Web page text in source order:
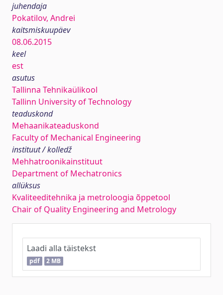
juhendaja
Pokatilov, Andrei
kaitsmiskuupäev
08.06.2015
keel
est
asutus
Tallinna Tehnikaülikool
Tallinn University of Technology
teaduskond
Mehaanikateaduskond
Faculty of Mechanical Engineering
instituut / kolledž
Mehhatroonikainstituut
Department of Mechatronics
allüksus
Kvaliteeditehnika ja metroloogia õppetool
Chair of Quality Engineering and Metrology
Laadi alla täistekst
pdf 2 MB